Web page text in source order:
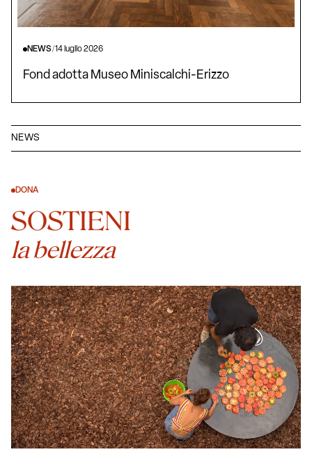
NEWS
NEWS/14 luglio 2026
Fond adotta Museo Miniscalchi-Erizzo
DONA
SOSTIENI
la bellezza